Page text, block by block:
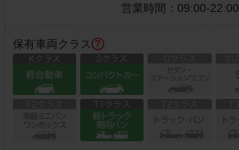
営業時間： 09:00-22:00
保有車両クラス